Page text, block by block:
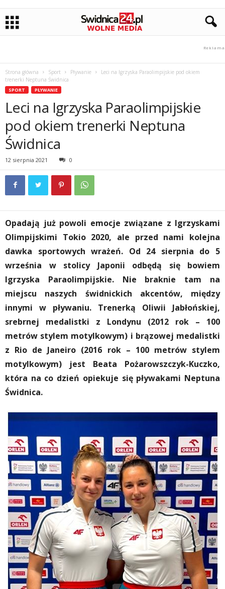
Strona główna Sport Pływanie
Leci na Igrzyska Paraolimpijskie pod okiem
trenerki Neptuna Świdnica
SPORT PŁYWANIE
Leci na Igrzyska Paraolimpijskie
pod okiem trenerki Neptuna
Świdnica
12 sierpnia 2021 0
Opadają już powoli emocje związane z Igrzyskami
Olimpijskimi Tokio 2020, ale przed nami kolejna
dawka sportowych wrażeń. Od 24 sierpnia do 5
września w stolicy Japonii odbędą się bowiem
Igrzyska Paraolimpijskie. Nie braknie tam na
miejscu naszych świdnickich akcentów, między
innymi w pływaniu. Trenerką Oliwii Jabłońskiej,
srebrnej medalistki z Londynu (2012 rok – 100
metrów stylem motylkowym) i brązowej medalistki
z Rio de Janeiro (2016 rok – 100 metrów stylem
motylkowym) jest Beata Pożarowszczyk-Kuczko,
która na co dzień opiekuje się pływakami Neptuna
Świdnica.